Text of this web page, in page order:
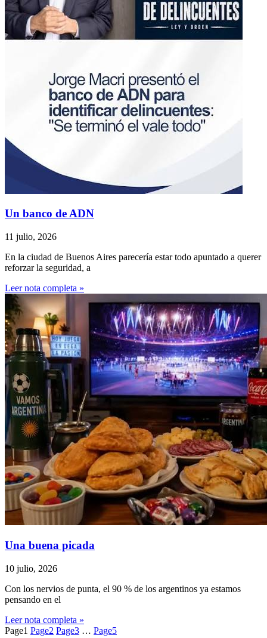
Un banco de ADN
11 julio, 2026
En la ciudad de Buenos Aires parecería estar todo apuntado a querer
reforzar la seguridad, a
Leer nota completa »
Una buena picada
10 julio, 2026
Con los nervios de punta, el 90 % de los argentinos ya estamos
pensando en el
Leer nota completa »
Page1 Page2 Page3 … Page5